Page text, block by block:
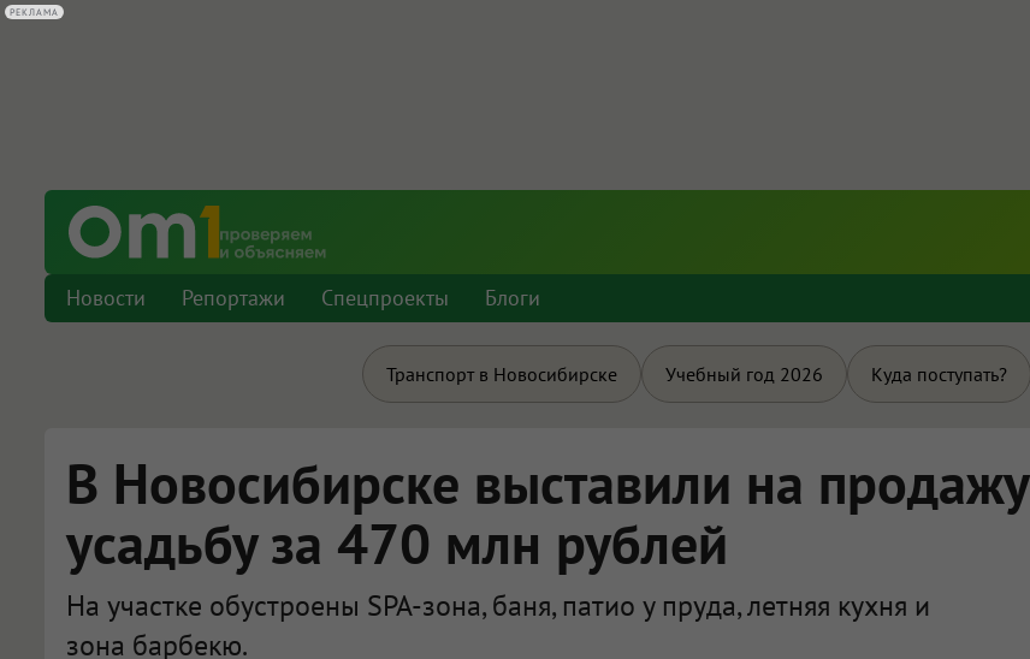
Новости Репортажи Спецпроекты Блоги
Транспорт в Новосибирске Учебный год 2026 Куда поступать?
В Новосибирске выставили на продажу
усадьбу за 470 млн рублей
На участке обустроены SPA-зона, баня, патио у пруда, летняя кухня и
зона барбекю.
РЕКЛАМА